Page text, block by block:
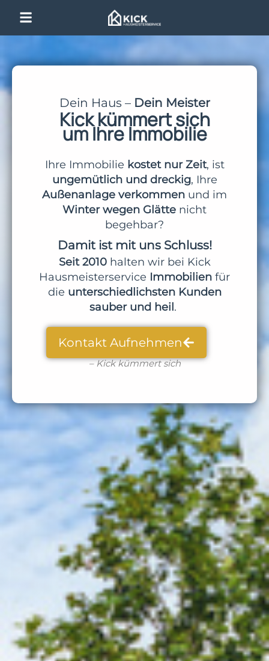
Dein Haus – Dein Meister
Kick kümmert sich
umIhre Immobilie
Ihre Immobilie kostet nur Zeit, ist
ungemütlich und dreckig, Ihre
Außenanlage verkommen und im
Winter wegen Glätte nicht
begehbar?
Damit ist mit uns Schluss!
Seit 2010halten wir bei Kick
Hausmeisterservice Immobilien für
die unterschiedlichsten Kunden
sauber und heil.
Kontakt Aufnehmen
– Kick kümmert sich